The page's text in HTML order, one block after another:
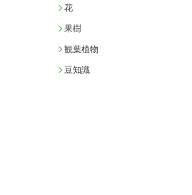
花
果樹
観葉植物
豆知識